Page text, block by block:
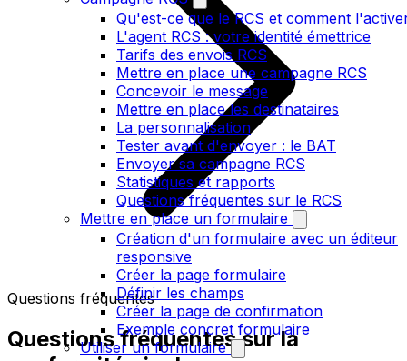
Qu'est-ce que le RCS et comment
L'agent RCS : votre identité émettrice
Tarifs des envois RCS
Mettre en place une campagne RCS
Concevoir le message
Mettre en place les destinataires
La personnalisation
Tester avant d'envoyer : le BAT
Envoyer sa campagne RCS
Statistiques et rapports
Questions fréquentes sur le RCS
Mettre en place un formulaire
Création d'un formulaire avec un éditeur
responsive
Créer la page formulaire
Définir les champs
Créer la page de confirmation
Exemple concret formulaire
Utiliser un formulaire
Questions fréquentes
Questions fréquentes sur la